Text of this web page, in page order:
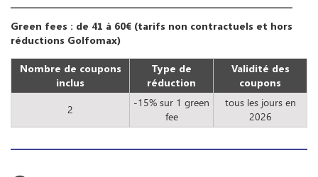
Green fees : de 41 à 60€ (tarifs non contractuels et hors
réductions Golfomax)
Nombre de coupons
inclus
Type de
réduction
Validité des
coupons
2
-15% sur 1 green
fee
tous les jours en
2026